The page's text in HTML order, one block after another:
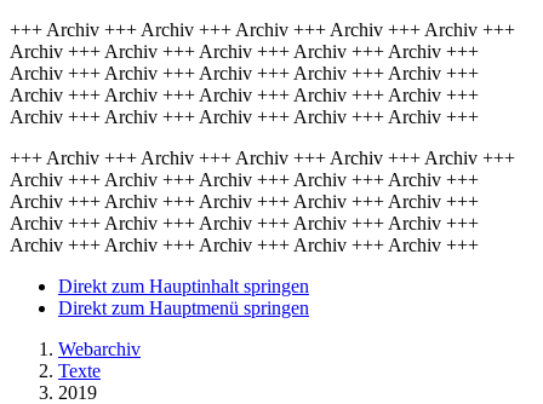
+++ Archiv +++ Archiv +++ Archiv +++ Archiv +++ Archiv +++
Archiv +++ Archiv +++ Archiv +++ Archiv +++ Archiv +++
Archiv +++ Archiv +++ Archiv +++ Archiv +++ Archiv +++
Archiv +++ Archiv +++ Archiv +++ Archiv +++ Archiv +++
Archiv +++ Archiv +++ Archiv +++ Archiv +++ Archiv +++
+++ Archiv +++ Archiv +++ Archiv +++ Archiv +++ Archiv +++
Archiv +++ Archiv +++ Archiv +++ Archiv +++ Archiv +++
Archiv +++ Archiv +++ Archiv +++ Archiv +++ Archiv +++
Archiv +++ Archiv +++ Archiv +++ Archiv +++ Archiv +++
Archiv +++ Archiv +++ Archiv +++ Archiv +++ Archiv +++
Direkt zum Hauptinhalt springen
Direkt zum Hauptmenü springen
Webarchiv
Texte
2019